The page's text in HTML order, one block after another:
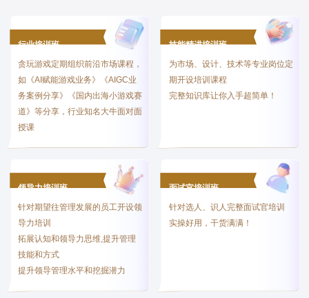
行业培训班
贪玩游戏定期组织前沿市场课程，
如《AI赋能游戏业务》《AIGC业
务案例分享》《国内出海小游戏赛
道》等分享，行业知名大牛面对面
授课
技能精进培训班
为市场、设计、技术等专业岗位定
期开设培训课程
完整知识库让你入手超简单！
领导力培训班
针对期望往管理发展的员工开设领
导力培训
拓展认知和领导力思维,提升管理
技能和方式
提升领导管理水平和挖掘潜力
面试官培训班
针对选人、识人完整面试官培训
实操好用，干货满满！